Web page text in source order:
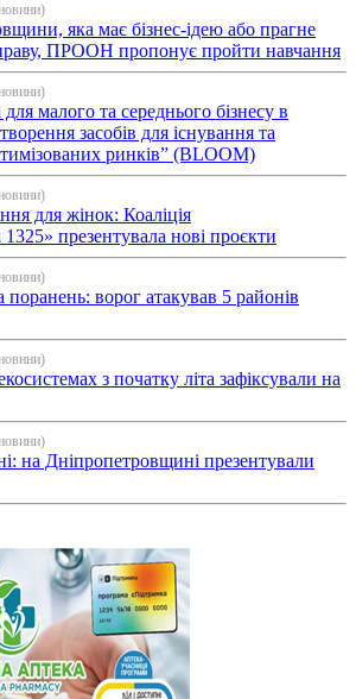
яка має бізнес-ідею або прагне
ПРООН пропонує пройти навчання
малого та середнього бізнесу в
засобів для існування та
ринків” (BLOOM)
для жінок: Коаліція
презентувала нові проєкти
ворог атакував 5 районів
з початку літа зафіксували на
на Дніпропетровщині презентували